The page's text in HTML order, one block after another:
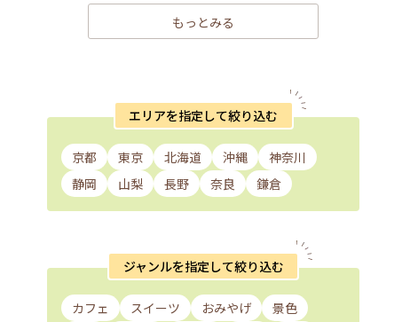
もっとみる
エリアを指定して絞り込む
京都 東京 北海道 沖縄
神奈川
静岡
山梨 長野 奈良 鎌倉
ジャンルを指定して絞り込む
カフェ スイーツ おみやげ
景色